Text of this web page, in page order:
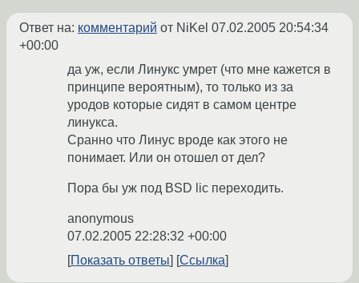
Ответ на: комментарий от NiKel 07.02.2005 20:54:34
+00:00
да уж, если Линукс умрет (что мне кажется в
принципе вероятным), то только из за
уродов которые сидят в самом центре
линукса.
Сранно что Линус вроде как этого не
понимает. Или он отошел от дел?
Пора бы уж под BSD lic переходить.
anonymous
07.02.2005 22:28:32 +00:00
Показать ответы
Ссылка